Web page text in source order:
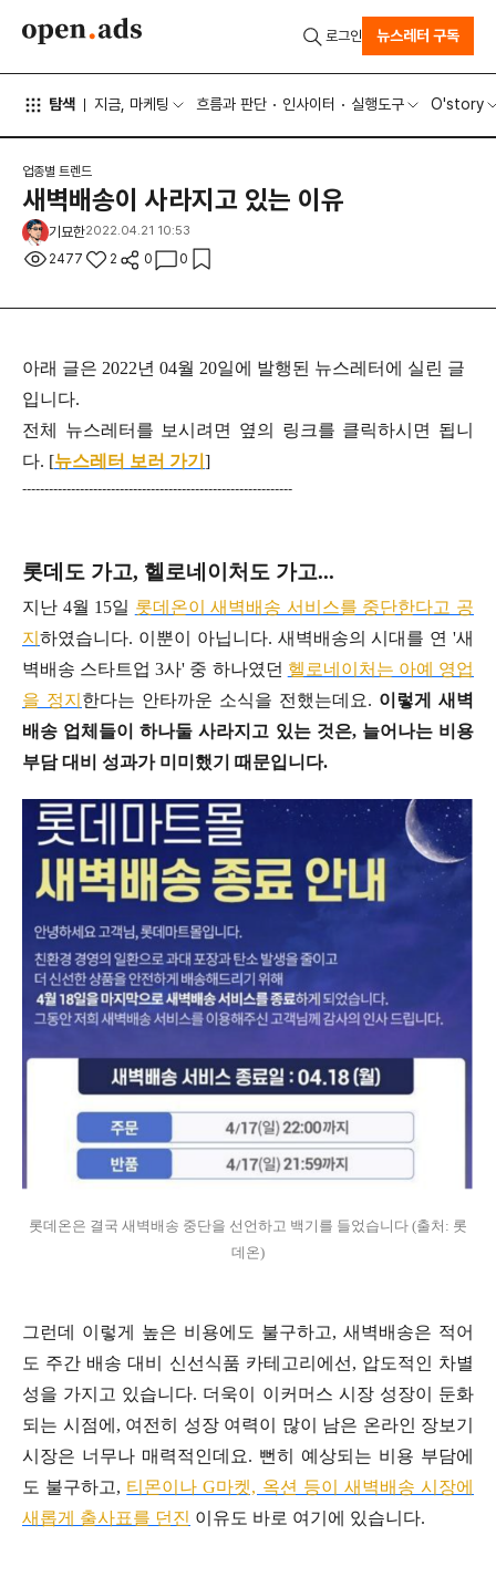
탐색 지금, 마케팅 흐름과 판단 인사이터 실행도구 O'story
로그인 뉴스레터 구독
업종별 트렌드
새벽배송이 사라지고 있는 이유
기묘한2022.04.21 10:53
2477 2 0 0
아래 글은 2022년 04월 20일에 발행된 뉴스레터에 실린 글
입니다.
전체 뉴스레터를 보시려면 옆의 링크를 클릭하시면 됩니
다. [뉴스레터 보러 가기 ]
-------------------------------------------------------------
롯데도 가고, 헬로네이처도 가고...
지난 4월 15일 롯데온이 새벽배송 서비스를 중단한다고 공
지 하였습니다. 이뿐이 아닙니다. 새벽배송의 시대를 연 '새
벽배송 스타트업 3사' 중 하나였던 헬로네이처는 아예 영업
을 정지 한다는 안타까운 소식을 전했는데요. 이렇게 새벽
배송 업체들이 하나둘 사라지고 있는 것은, 늘어나는 비용
부담 대비 성과가 미미했기 때문입니다.
롯데온은 결국 새벽배송 중단을 선언하고 백기를 들었습니다 (출처: 롯
데온)
그런데 이렇게 높은 비용에도 불구하고, 새벽배송은 적어
도 주간 배송 대비 신선식품 카테고리에선, 압도적인 차별
성을 가지고 있습니다. 더욱이 이커머스 시장 성장이 둔화
되는 시점에, 여전히 성장 여력이 많이 남은 온라인 장보기
시장은 너무나 매력적인데요. 뻔히 예상되는 비용 부담에
도 불구하고, 티몬이나 G마켓, 옥션 등이 새벽배송 시장에
새롭게 출사표를 던진 이유도 바로 여기에 있습니다.